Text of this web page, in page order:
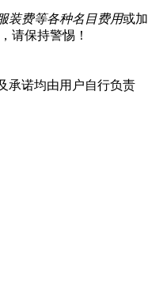
装费等各种名目费用或加
请保持警惕！
承诺均由用户自行负责